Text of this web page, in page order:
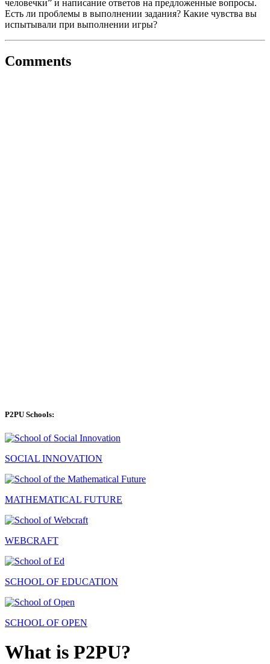
человечки” и написание ответов на предложенные вопросы.
Есть ли проблемы в выполнении задания? Какие чувства вы
испытывали при выполнении игры?
Comments
P2PU Schools:
SOCIAL INNOVATION
MATHEMATICAL FUTURE
WEBCRAFT
SCHOOL OF EDUCATION
SCHOOL OF OPEN
What is P2PU?